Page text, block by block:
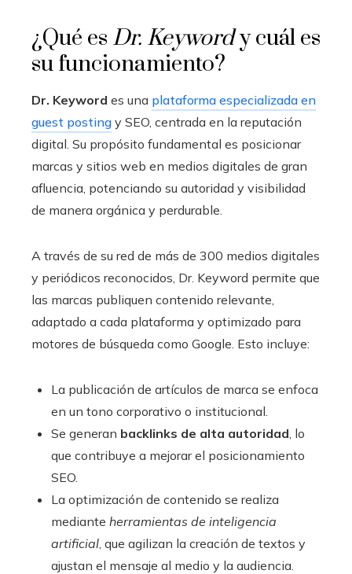
¿Qué es Dr. Keywordy cuál es
su funcionamiento?
Dr. Keyword es una plataforma especializada en
guest posting y SEO, centrada en la reputación
digital. Su propósito fundamental es posicionar
marcas y sitios web en medios digitales de gran
afluencia, potenciando su autoridad y visibilidad
de manera orgánica y perdurable.
A través de su red de más de 300 medios digitales
y periódicos reconocidos, Dr. Keyword permite que
las marcas publiquen contenido relevante,
adaptado a cada plataforma y optimizado para
motores de búsqueda como Google. Esto incluye:
La publicación de artículos de marca se enfoca
en un tono corporativo o institucional.
Se generan backlinks de alta autoridad , lo
que contribuye a mejorar el posicionamiento
SEO.
La optimización de contenido se realiza
mediante herramientas de inteligencia
artificial , que agilizan la creación de textos y
ajustan el mensaje al medio y la audiencia.